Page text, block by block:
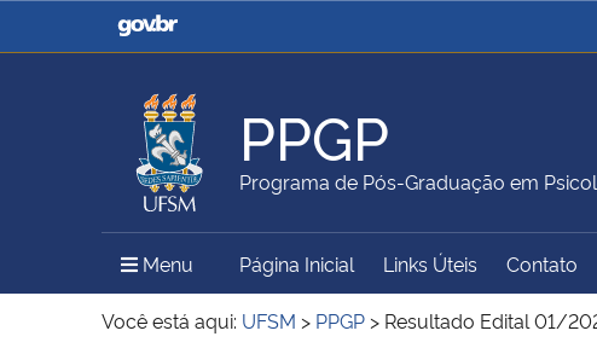
Casa Civil
Ministério da Justiça e
Ministério da Agricultura,
Pecuária e Abastecimento
Ministério da Educação
Ministério do Meio Ambiente Ministério do Turismo
PPGP
Programa de Pós-Graduação em
Menu Menu Principal do Sítio
Página Inicial Links Úteis Contato
Você está aqui: UFSM > PPGP > Resultado Edital 01/